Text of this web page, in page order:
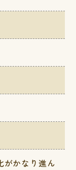
がかなり進ん